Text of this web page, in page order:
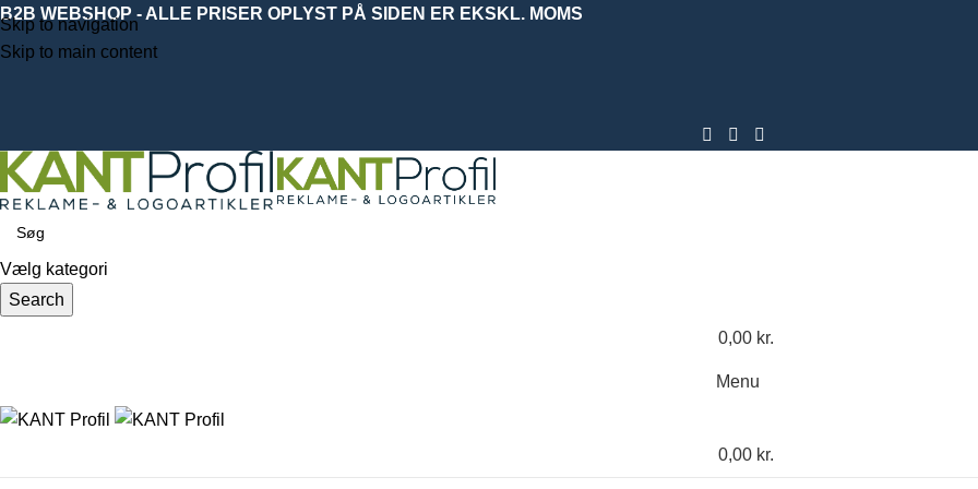
Skip to navigation
Skip to main content
B2B WEBSHOP - ALLE PRISER OPLYST PÅ SIDEN ER EKSKL. MOMS
Vælg kategori
Search
0,00 kr.
Menu
0,00 kr.